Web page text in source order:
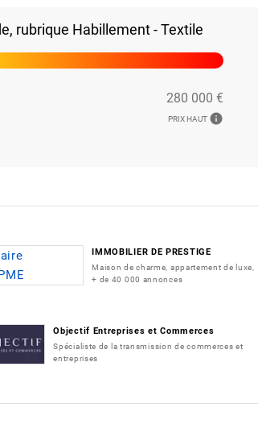
rubrique Habillement - Textile
280 000 €
PRIX HAUT info
IMMOBILIER DE PRESTIGE
Maison de charme, appartement de luxe,
+ de 40 000 annonces
Objectif Entreprises et Commerces
Spécialiste de la transmission de commerces et
entreprises